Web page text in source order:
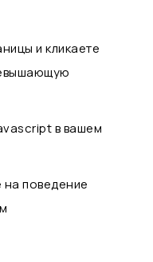
и кликаете
в вашем
поведение